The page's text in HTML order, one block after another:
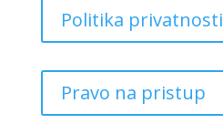
Politika privatnosti
Pravo na pristup